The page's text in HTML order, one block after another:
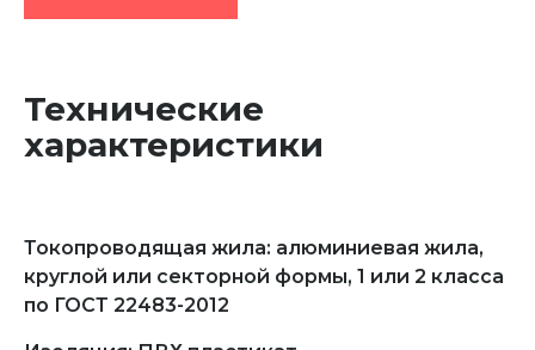
Технические
характеристики
Токопроводящая жила: алюминиевая жила,
круглой или секторной формы, 1 или 2 класса
по ГОСТ 22483-2012